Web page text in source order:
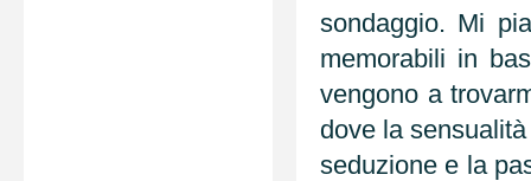
sondaggio. Mi
memorabili in
vengono a
dove la
seduzione e la